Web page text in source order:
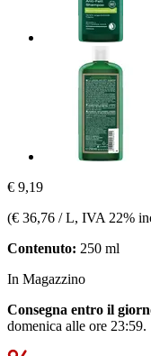
€ 9,19
(€ 36,76 / L, IVA 22%
Contenuto: 250 ml
In Magazzino
Consegna entro il
domenica alle ore 23:59.